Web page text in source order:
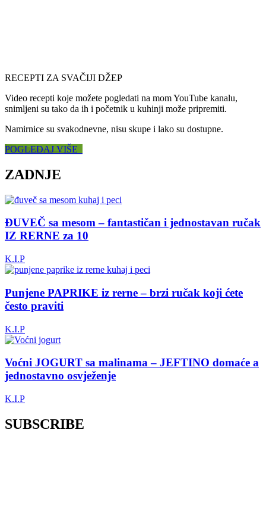
RECEPTI ZA SVAČIJI DŽEP
Video recepti koje možete pogledati na mom YouTube kanalu,
snimljeni su tako da ih i početnik u kuhinji može pripremiti.
Namirnice su svakodnevne, nisu skupe i lako su dostupne.
POGLEDAJ VIŠE
ZADNJE
ĐUVEČ sa mesom – fantastičan i jednostavan ručak
IZ RERNE za 10
K.I.P
Punjene PAPRIKE iz rerne – brzi ručak koji ćete
često praviti
K.I.P
Voćni JOGURT sa malinama – JEFTINO domaće a
jednostavno osvježenje
K.I.P
SUBSCRIBE